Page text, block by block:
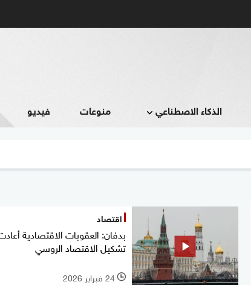
الذكاء الاصطناعي منوعات فيديو
اقتصاد
بدفان: العقوبات الاقتصادية
تشكيل الاقتصاد الروسي
l 24 فبراير 2026